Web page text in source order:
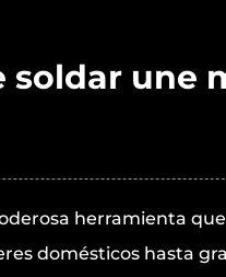
soldar une
herramienta
domésticos hasta